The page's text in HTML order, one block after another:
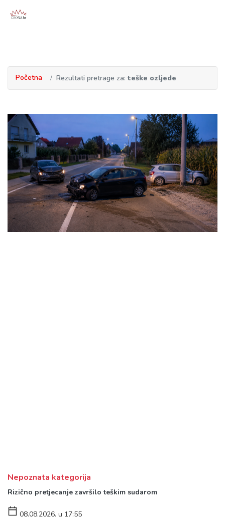
Početna Rezultati pretrage za: teške ozljede
Nepoznata kategorija
Rizično pretjecanje završilo teškim sudarom
08.08.2026. u 17:55